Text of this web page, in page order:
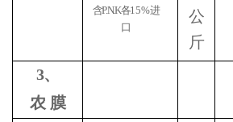
含P.N.K各15%进
口
公
斤
3、
农 膜